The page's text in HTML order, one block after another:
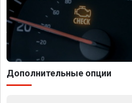
Дополнительные опции